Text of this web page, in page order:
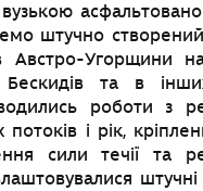
штучно
Угорщини на
Бескидів та в
роботи з
потоків і рік,
сили течії та